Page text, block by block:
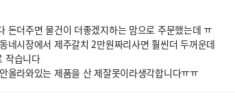
돈더주면 물건이 더좋겠지하는 맘으로 주문했는데 ㅠ
네시장에서 제주갈치 2만원짜리사면 훨씬더 두꺼운데
작습니다
올라와있는 제품을 산 제잘못이라생각합니다ㅠㅠ